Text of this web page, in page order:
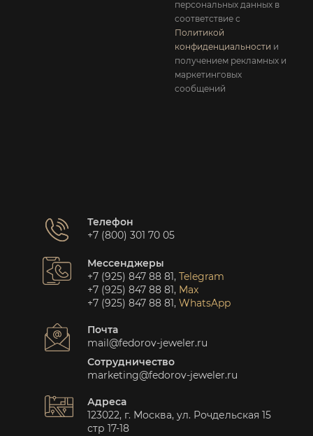
персональных данных в
соответствие с
Политикой
конфиденциальности и
получением рекламных и
маркетинговых
сообщений
Телефон
+7 (800) 301 70 05
Мессенджеры
+7 (925) 847 88 81, Telegram
+7 (925) 847 88 81, Max
+7 (925) 847 88 81, WhatsApp
Почта
mail@fedorov-jeweler.ru
Сотрудничество
marketing@fedorov-jeweler.ru
Адреса
123022, г. Москва, ул. Рочдельская 15
стр 17-18